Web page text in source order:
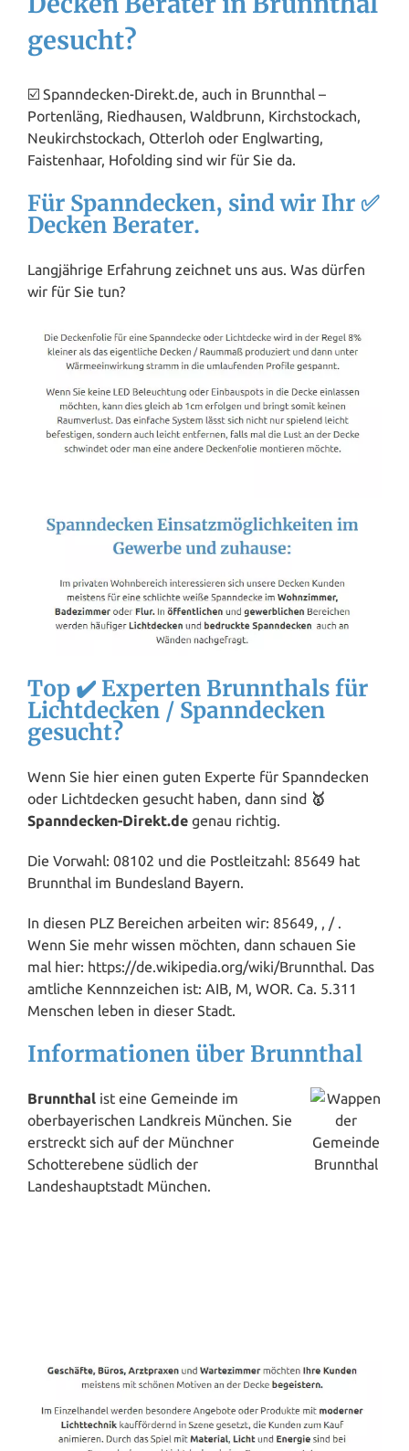
gesucht?
☑️ Spanndecken-Direkt.de, auch in Brunnthal –
Portenläng, Riedhausen, Waldbrunn, Kirchstockach,
Neukirchstockach, Otterloh oder Englwarting,
Faistenhaar, Hofolding sind wir für Sie da.
Für Spanndecken, sind wir Ihr ✅
Decken Berater.
Langjährige Erfahrung zeichnet uns aus. Was dürfen
wir für Sie tun?
Top ✔️ Experten Brunnthals für
Lichtdecken / Spanndecken
gesucht?
Wenn Sie hier einen guten Experte für Spanndecken
oder Lichtdecken gesucht haben, dann sind 🥇
Spanndecken-Direkt.de genau richtig.
Die Vorwahl: 08102 und die Postleitzahl: 85649 hat
Brunnthal im Bundesland Bayern.
In diesen PLZ Bereichen arbeiten wir: 85649, , / .
Wenn Sie mehr wissen möchten, dann schauen Sie
mal hier: https://de.wikipedia.org/wiki/Brunnthal. Das
amtliche Kennnzeichen ist: AIB, M, WOR. Ca. 5.311
Menschen leben in dieser Stadt.
Informationen über Brunnthal
Brunnthal ist eine Gemeinde im
oberbayerischen Landkreis München. Sie
erstreckt sich auf der Münchner
Schotterebene südlich der
Landeshauptstadt München.